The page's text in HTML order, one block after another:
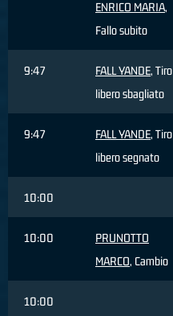
ENRICO MARIA,
Fallo subito
9:47 FALL YANDE, Tiro
libero sbagliato
9:47 FALL YANDE, Tiro
libero segnato
10:00
10:00
PRUNOTTO
MARCO, Cambio
10:00